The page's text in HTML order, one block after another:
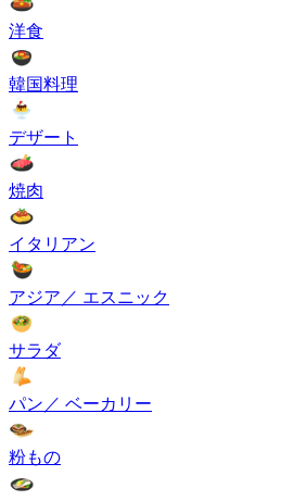
洋食
韓国料理
デザート
焼肉
イタリアン
アジア／ エスニック
サラダ
パン／ ベーカリー
粉もの